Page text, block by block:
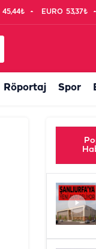
45,44₺ EURO 53,37₺
Röportaj Spor